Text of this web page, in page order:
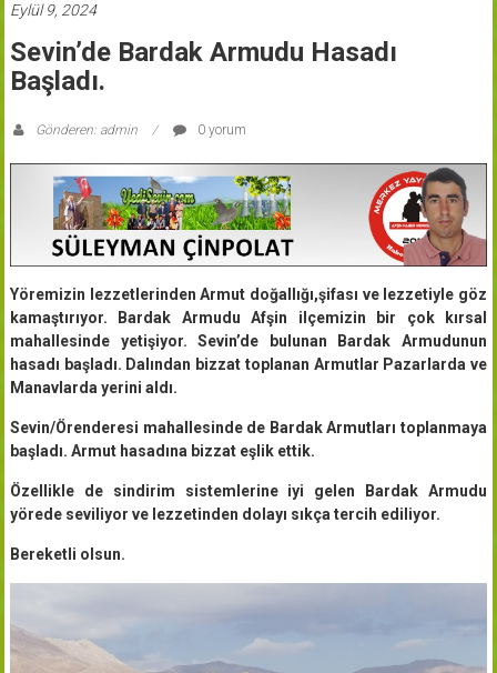
Eylül 9, 2024
Sevin’de Bardak Armudu Hasadı
Başladı.
Gönderen: admin 0 yorum
Yöremizin lezzetlerinden Armut doğallığı,şifası ve lezzetiyle göz
kamaştırıyor. Bardak Armudu Afşin ilçemizin bir çok kırsal
mahallesinde yetişiyor. Sevin’de bulunan Bardak Armudunun
hasadı başladı. Dalından bizzat toplanan Armutlar Pazarlarda ve
Manavlarda yerini aldı.
Sevin/Örenderesi mahallesinde de Bardak Armutları toplanmaya
başladı. Armut hasadına bizzat eşlik ettik.
Özellikle de sindirim sistemlerine iyi gelen Bardak Armudu
yörede seviliyor ve lezzetinden dolayı sıkça tercih ediliyor.
Bereketli olsun.